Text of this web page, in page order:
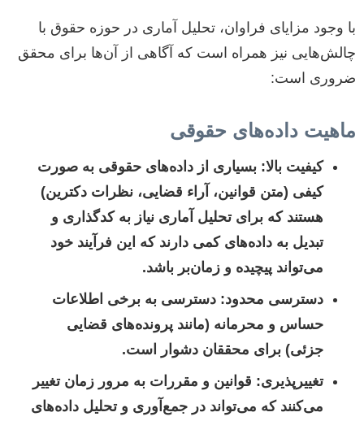
با وجود مزایای فراوان، تحلیل آماری در حوزه حقوق با
چالش‌هایی نیز همراه است که آگاهی از آن‌ها برای محقق
ضروری است:
ماهیت داده‌های حقوقی
کیفیت بالا: بسیاری از داده‌های حقوقی به صورت
کیفی (متن قوانین، آراء قضایی، نظرات دکترین)
هستند که برای تحلیل آماری نیاز به کدگذاری و
تبدیل به داده‌های کمی دارند که این فرآیند خود
می‌تواند پیچیده و زمان‌بر باشد.
دسترسی محدود: دسترسی به برخی اطلاعات
حساس و محرمانه (مانند پرونده‌های قضایی
جزئی) برای محققان دشوار است.
تغییرپذیری: قوانین و مقررات به مرور زمان تغییر
می‌کنند که می‌تواند در جمع‌آوری و تحلیل داده‌های